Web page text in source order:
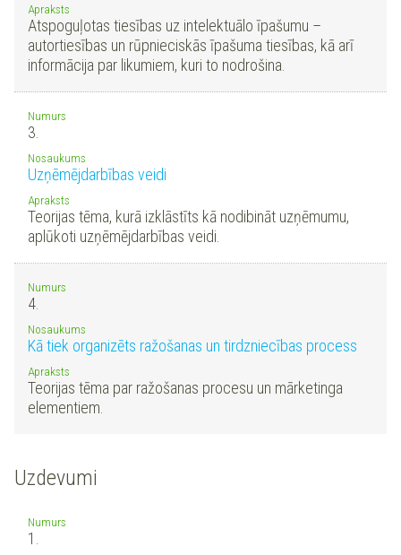
Apraksts
Atspoguļotas tiesības uz intelektuālo īpašumu –
autortiesības un rūpnieciskās īpašuma tiesības, kā arī
informācija par likumiem, kuri to nodrošina.
Numurs
3.
Nosaukums
Uzņēmējdarbības veidi
Apraksts
Teorijas tēma, kurā izklāstīts kā nodibināt uzņēmumu,
aplūkoti uzņēmējdarbības veidi.
Numurs
4.
Nosaukums
Kā tiek organizēts ražošanas un tirdzniecības process
Apraksts
Teorijas tēma par ražošanas procesu un mārketinga
elementiem.
Uzdevumi
Numurs
1.